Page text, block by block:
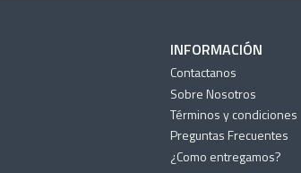
INFORMACIÓN
Contactanos
Sobre Nosotros
Términos y condiciones
Preguntas Frecuentes
¿Como entregamos?